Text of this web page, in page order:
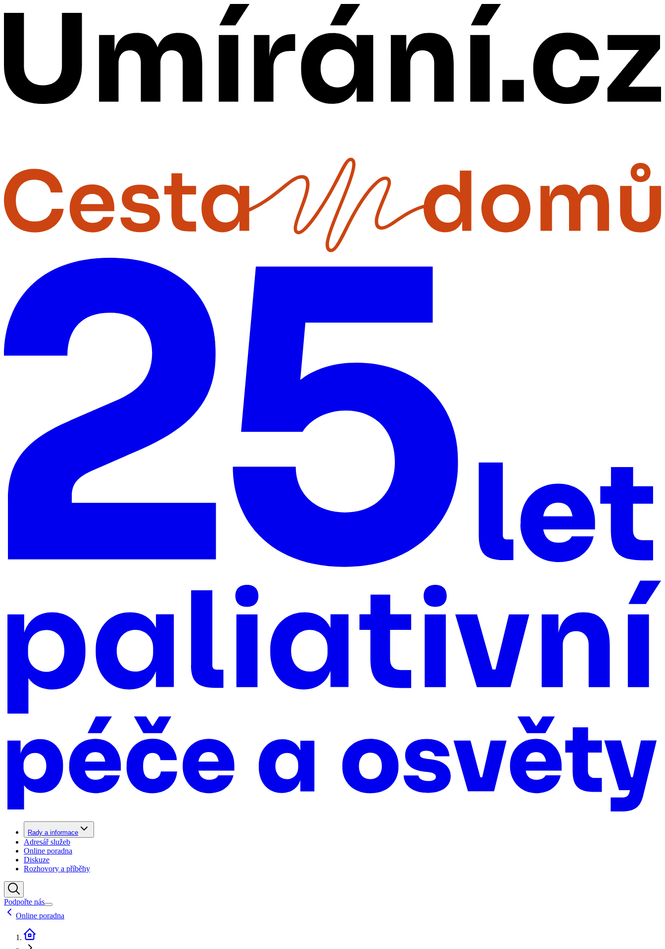
Rady a informace
Adresář služeb
Online poradna
Diskuze
Rozhovory a příběhy
Podpořte nás
Online poradna